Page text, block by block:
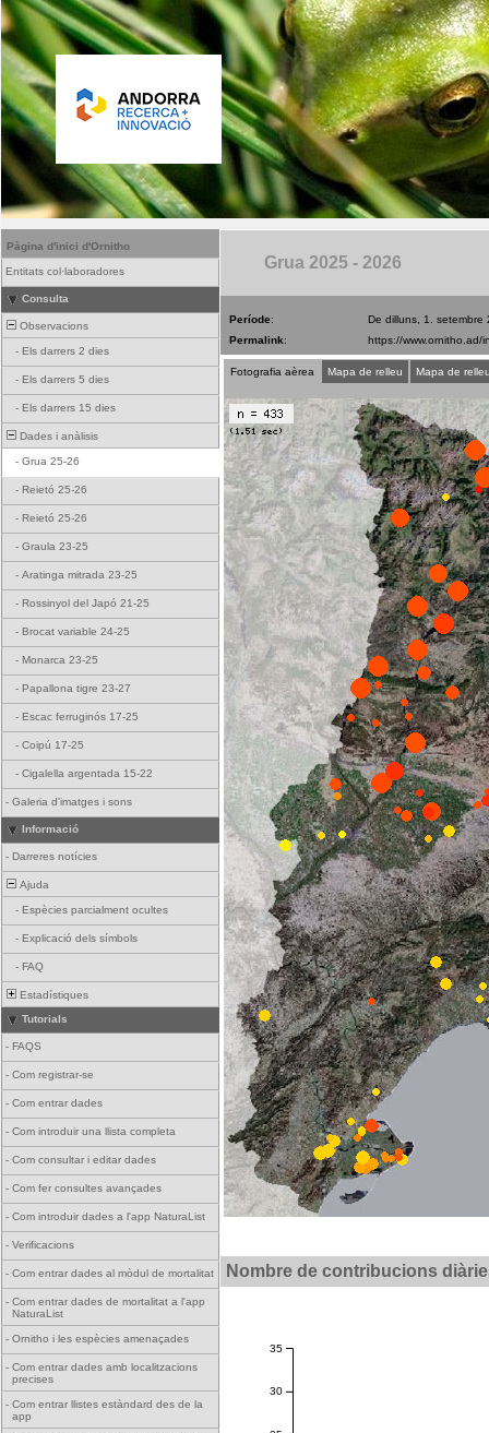
Pàgina d'inici d'Ornitho
Entitats col·laboradores
Consulta
Observacions
- Els darrers 2 dies
- Els darrers 5 dies
- Els darrers 15 dies
Dades i anàlisis
- Grua 25-26
- Reietó 25-26
- Reietó 25-26
- Graula 23-25
- Aratinga mitrada 23-25
- Rossinyol del Japó 21-25
- Brocat variable 24-25
- Monarca 23-25
- Papallona tigre 23-27
- Escac ferruginós 17-25
- Coipú 17-25
- Cigalella argentada 15-22
- Galeria d'imatges i sons
Informació
- Darreres notícies
Ajuda
- Espècies parcialment ocultes
- Explicació dels símbols
- FAQ
Estadístiques
Tutorials
- FAQS
- Com registrar-se
- Com entrar dades
- Com introduir una llista completa
- Com consultar i editar dades
- Com fer consultes avançades
- Com introduir dades a l'app NaturaList
- Verificacions
- Com entrar dades al mòdul de mortalitat
- Com entrar dades de mortalitat a l'app
NaturaList
- Ornitho i les espècies amenaçades
- Com entrar dades amb localitzacions
precises
- Com entrar llistes estàndard des de la
app
Grua 2025 - 2026
Període:
De dilluns, 1. setembre
Permalink:
Fotografia aèrea Mapa de relleu Mapa de
Nombre de contribucions
30
35